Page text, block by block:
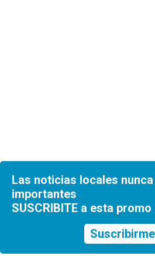
Las noticias locales
importantes
SUSCRIBITE a esta
Suscribirme